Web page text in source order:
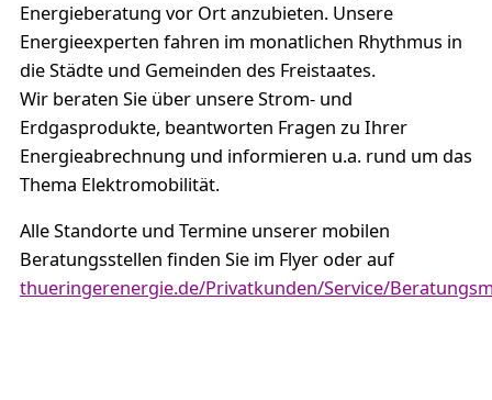
Energieberatung vor Ort anzubieten. Unsere
Energieexperten fahren im monatlichen Rhythmus in
die Städte und Gemeinden des Freistaates.
Wir beraten Sie über unsere Strom- und
Erdgasprodukte, beantworten Fragen zu Ihrer
Energieabrechnung und informieren u.a. rund um das
Thema Elektromobilität.
Alle Standorte und Termine unserer mobilen
Beratungsstellen finden Sie im Flyer oder auf
thueringerenergie.de/Privatkunden/Service/